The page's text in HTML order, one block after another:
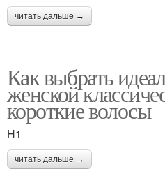
читать дальше →
Как выбрать
женской
короткие волосы
H1
читать дальше →